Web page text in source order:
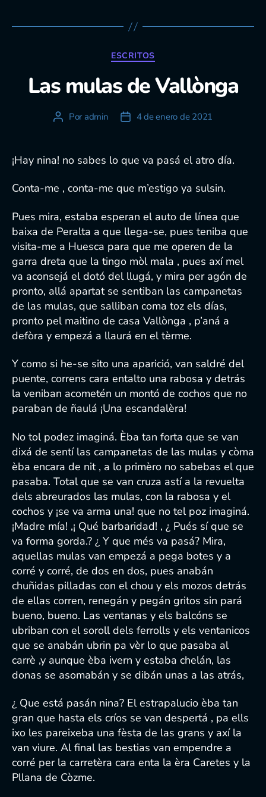
Categorías
ESCRITOS
Las mulas de Vallònga
Autor
entrada
Por admin
Fecha
entrada
4 de enero de 2021
¡Hay nina! no sabes lo que va pasá el atro día.
Conta-me , conta-me que m’estigo ya sulsin.
Pues mira, estaba esperan el auto de línea que
baixa de Peralta a que llega-se, pues teniba que
visita-me a Huesca para que me operen de la
garra dreta que la tingo mòl mala , pues axí mel
va aconsejá el dotó del llugá, y mira per agón de
pronto, allá apartat se sentiban las campanetas
de las mulas, que salliban coma toz els días,
pronto pel maitino de casa Vallònga , p’aná a
defòra y empezá a llaurá en el tèrme.
Y como si he-se sito una aparició, van saldré del
puente, correns cara entalto una rabosa y detrás
la veniban acometén un montó de cochos que no
paraban de ñaulá ¡Una escandalèra!
No tol podez imaginá. Èba tan forta que se van
dixá de sentí las campanetas de las mulas y còma
èba encara de nit , a lo primèro no sabebas el que
pasaba. Total que se van cruza astí a la revuelta
dels abreurados las mulas, con la rabosa y el
cochos y ¡se va arma una! que no tel poz imaginá.
¡Madre mía! ,¡ Qué barbaridad! , ¿ Pués sí que se
va forma gorda.? ¿ Y que més va pasá? Mira,
aquellas mulas van empezá a pega botes y a
corré y corré, de dos en dos, pues anabán
chuñidas pilladas con el chou y els mozos detrás
de ellas corren, renegán y pegán gritos sin pará
bueno, bueno. Las ventanas y els balcóns se
ubriban con el soroll dels ferrolls y els ventanicos
que se anabán ubrin pa vèr lo que pasaba al
carrè ,y aunque èba ivern y estaba chelán, las
donas se asomabán y se dibán unas a las atrás,
¿ Que está pasán nina? El estrapalucio èba tan
gran que hasta els críos se van despertá , pa ells
ixo les pareixeba una fèsta de las grans y axí la
van viure. Al final las bestias van empendre a
corré per la carretèra cara enta la èra Caretes y la
Pllana de Còzme.